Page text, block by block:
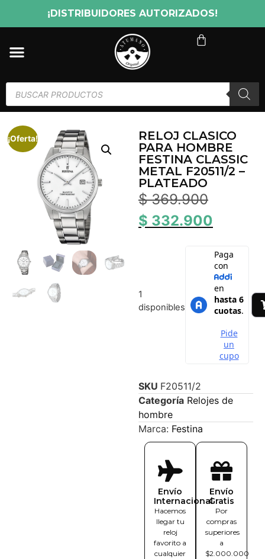
¡DISTRIBUIDORES AUTORIZADOS!
¡Oferta!
RELOJ CLASICO
PARA HOMBRE
FESTINA CLASSIC
METAL F20511/2 –
PLATEADO
$369.900
$ 332.900
1
disponibles
SKU F20511/2
Categoría Relojes de
hombre
Marca: Festina
Envío
Internacional
Hacemos
llegar tu
reloj
favorito a
cualquier
Envío
Gratis
Por
compras
superiores
a
$2.000.000